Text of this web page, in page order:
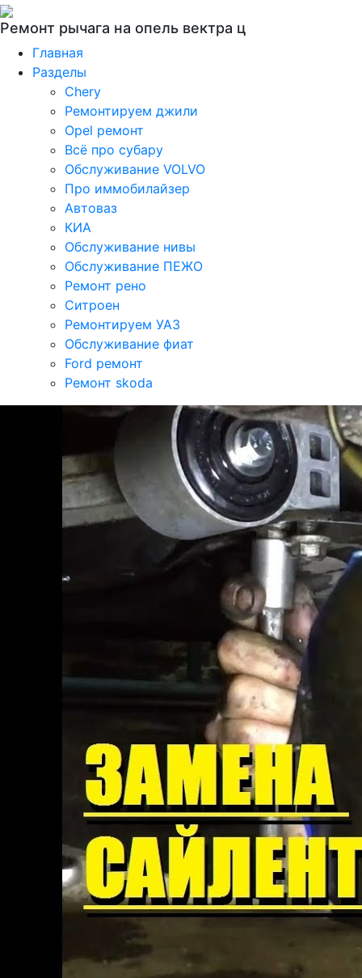
Ремонт рычага на опель вектра ц
Главная
Разделы
Chery
Ремонтируем джили
Opel ремонт
Всё про субару
Обслуживание VOLVO
Про иммобилайзер
Автоваз
КИА
Обслуживание нивы
Обслуживание ПЕЖО
Ремонт рено
Ситроен
Ремонтируем УАЗ
Обслуживание фиат
Ford ремонт
Ремонт skoda